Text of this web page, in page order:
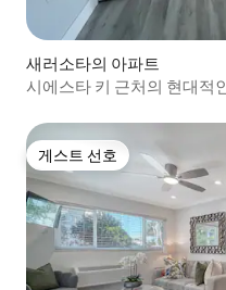
새러소타의 아파트
시에스타 키 근처의 현대적
게스트 선호
게스트 선호